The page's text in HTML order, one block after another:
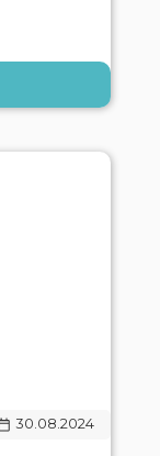
30.08.2024